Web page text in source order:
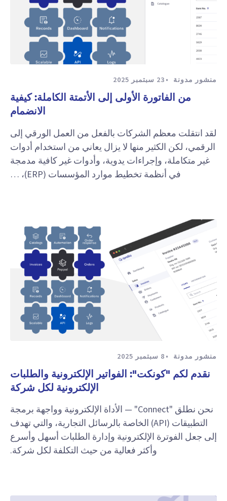
منشور مدونة 23 سبتمبر 2025
من الفاتورة الأولى إلى الأتمتة الكاملة: كيفية
الانضمام
لقد انتقلت معظم الشركات بالفعل من العمل الورقي إلى
الرقمي، لكن الكثير منها لا يزال يعاني من استخدام أدوات
غير متكاملة، وإجراءات يدوية، وأدوات غير كافية مدمجة
في أنظمة تخطيط موارد المؤسسات (ERP)، …
منشور مدونة 8 سبتمبر 2025
نقدم لكم "كونكت": الفواتير الإلكترونية والطلبات
الإلكترونية لكل شركة
نحن نطلق "Connect" — الأداة الإلكترونية وواجهة برمجة
التطبيقات (API) الخاصة بالرسائل التجارية، والتي تهدف
إلى جعل الفوترة الإلكترونية وإدارة الطلبات أسهل وأسرع
وأكثر فعالية من حيث التكلفة لكل شركة.